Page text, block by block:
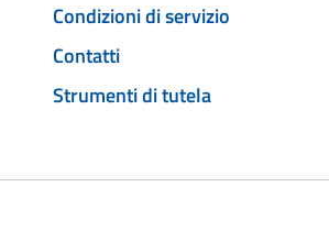
Condizioni di servizio
Contatti
Strumenti di tutela